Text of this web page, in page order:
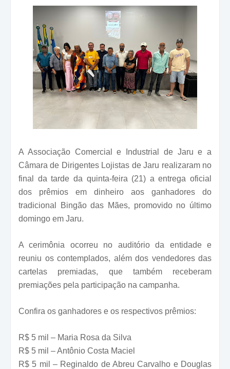
A Associação Comercial e Industrial de Jaru e a
Câmara de Dirigentes Lojistas de Jaru realizaram no
final da tarde da quinta-feira (21) a entrega oficial
dos prêmios em dinheiro aos ganhadores do
tradicional Bingão das Mães, promovido no último
domingo em Jaru.
A cerimônia ocorreu no auditório da entidade e
reuniu os contemplados, além dos vendedores das
cartelas premiadas, que também receberam
premiações pela participação na campanha.
Confira os ganhadores e os respectivos prêmios:
R$ 5 mil – Maria Rosa da Silva
R$ 5 mil – Antônio Costa Maciel
R$ 5 mil – Reginaldo de Abreu Carvalho e Douglas